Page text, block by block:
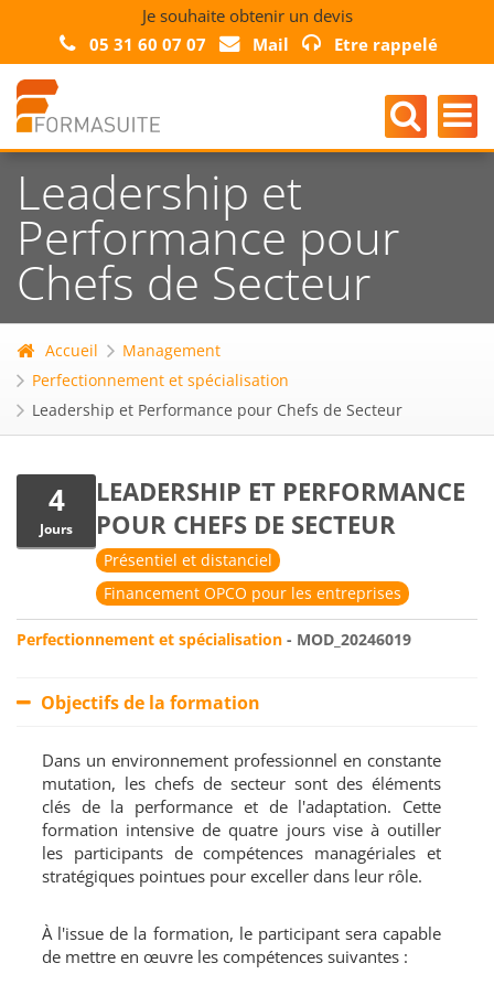
Je souhaite obtenir un devis
05 31 60 07 07
Mail Etre rappelé
Leadership et
Performance pour
Chefs de Secteur
Accueil
Management
Perfectionnement et spécialisation
Leadership et Performance pour Chefs de Secteur
4
Jours
LEADERSHIP ET PERFORMANCE
POUR CHEFS DE SECTEUR
Présentiel et distanciel
Financement OPCO pour les entreprises
Perfectionnement et spécialisation - MOD_20246019
Objectifs de la formation
Dans un environnement professionnel en constante
mutation, les chefs de secteur sont des éléments
clés de la performance et de l'adaptation. Cette
formation intensive de quatre jours vise à outiller
les participants de compétences managériales et
stratégiques pointues pour exceller dans leur rôle.
À l'issue de la formation, le participant sera capable
de mettre en œuvre les compétences suivantes :